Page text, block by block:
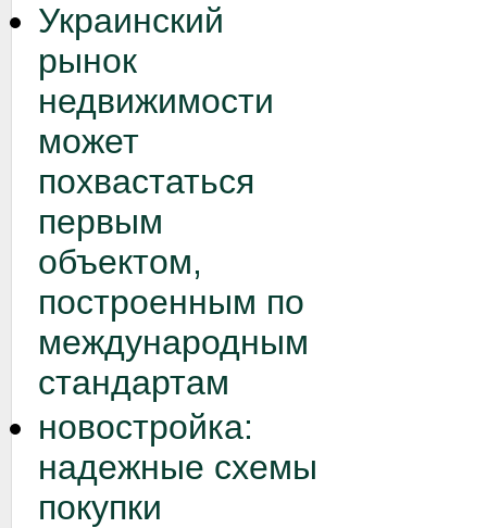
Украинский
рынок
недвижимости
может
похвастаться
первым
объектом,
построенным по
международным
стандартам
новостройка:
надежные схемы
покупки